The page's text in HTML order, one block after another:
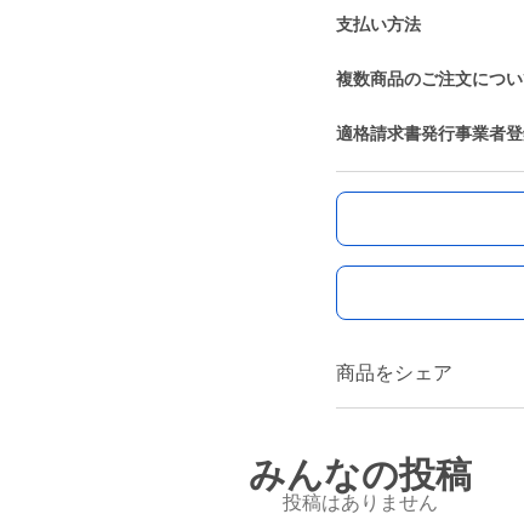
支払い方法
複数商品のご注文につ
適格請求書発行事業者
商品をシェア
みんなの投稿
投稿はありません